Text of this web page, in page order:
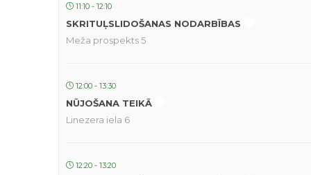
11:10 - 12:10
SKRITUĻSLIDOŠANAS NODARBĪBAS
Meža prospekts 5
12:00 - 13:30
NŪJOŠANA TEIKĀ
Linezera iela 6
12:20 - 13:20